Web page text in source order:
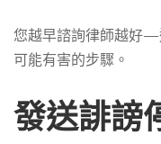
您越早諮詢律師越好—
可能有害的步驟。
發送誹謗